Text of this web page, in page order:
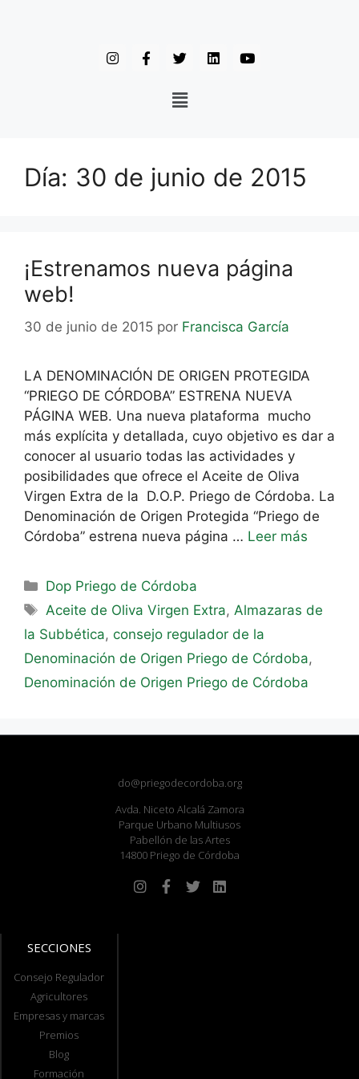
Día: 30 de junio de 2015
¡Estrenamos nueva página
web!
30 de junio de 2015 por Francisca García
LA DENOMINACIÓN DE ORIGEN PROTEGIDA
“PRIEGO DE CÓRDOBA” ESTRENA NUEVA
PÁGINA WEB. Una nueva plataforma mucho
más explícita y detallada, cuyo objetivo es dar a
conocer al usuario todas las actividades y
posibilidades que ofrece el Aceite de Oliva
Virgen Extra de la D.O.P. Priego de Córdoba. La
Denominación de Origen Protegida “Priego de
Córdoba” estrena nueva página … Leer más
Dop Priego de Córdoba
Aceite de Oliva Virgen Extra, Almazaras de
la Subbética, consejo regulador de la
Denominación de Origen Priego de Córdoba,
Denominación de Origen Priego de Córdoba
do@priegodecordoba.org
Avda. Niceto Alcalá Zamora
Parque Urbano Multiusos
Pabellón de las Artes
14800 Priego de Córdoba
SECCIONES
Consejo Regulador
Agricultores
Empresas y marcas
Premios
Blog
Formación